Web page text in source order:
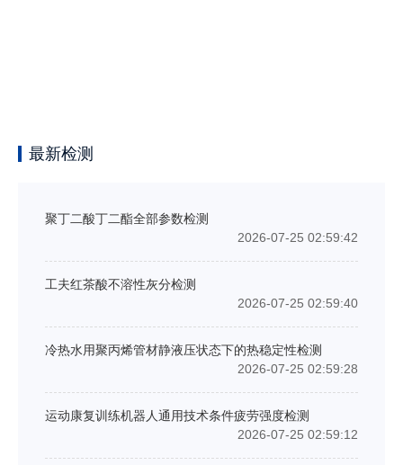
最新检测
聚丁二酸丁二酯全部参数检测
2026-07-25 02:59:42
工夫红茶酸不溶性灰分检测
2026-07-25 02:59:40
冷热水用聚丙烯管材静液压状态下的热稳定性检测
2026-07-25 02:59:28
运动康复训练机器人通用技术条件疲劳强度检测
2026-07-25 02:59:12